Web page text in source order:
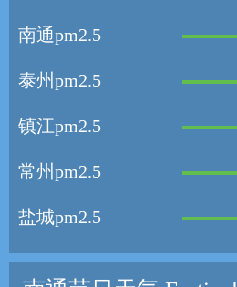
南通pm2.5
泰州pm2.5
镇江pm2.5
常州pm2.5
盐城pm2.5